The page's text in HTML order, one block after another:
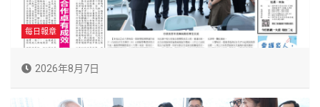
每日報章
2026年8月7日